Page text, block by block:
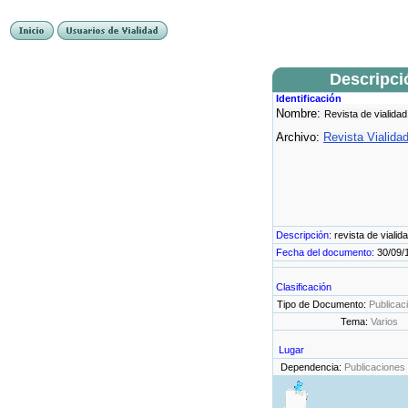
Identificación
Nombre: Revista de
Archivo: Revista
Descripción: revista de
Fecha del documento: 30/09/
Clasificación
Tipo de Documento:
Tema: Varios
Lugar
Dependencia: Publicaciones